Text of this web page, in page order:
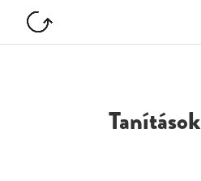
Tanítások